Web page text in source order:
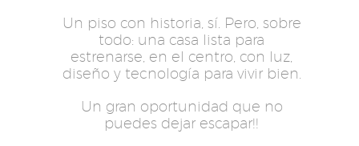
Un piso con historia, sí. Pero, sobre
todo: una casa lista para
estrenarse, en el centro, con luz,
diseño y tecnología para vivir bien.
Un gran oportunidad que no
puedes dejar escapar!!